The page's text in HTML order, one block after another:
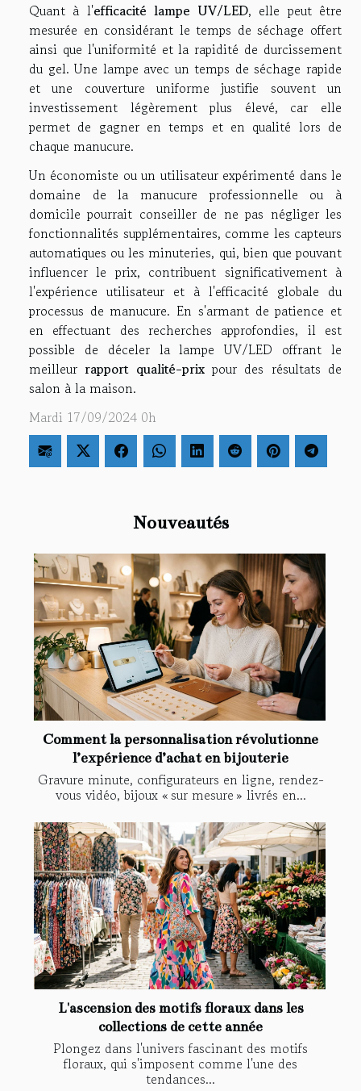
Nouveautés
Comment la personnalisation révolutionne
l’expérience d’achat en bijouterie
Gravure minute, configurateurs en ligne, rendez-
vous vidéo, bijoux « sur mesure » livrés en...
L'ascension des motifs floraux dans les
collections de cette année
Plongez dans l'univers fascinant des motifs
floraux, qui s'imposent comme l'une des
tendances...
Quant à l'efficacité lampe UV/LED, elle peut être
mesurée en considérant le temps de séchage offert
ainsi que l'uniformité et la rapidité de durcissement
du gel. Une lampe avec un temps de séchage rapide
et une couverture uniforme justifie souvent un
investissement légèrement plus élevé, car elle
permet de gagner en temps et en qualité lors de
chaque manucure.
Un économiste ou un utilisateur expérimenté dans le
domaine de la manucure professionnelle ou à
domicile pourrait conseiller de ne pas négliger les
fonctionnalités supplémentaires, comme les capteurs
automatiques ou les minuteries, qui, bien que pouvant
influencer le prix, contribuent significativement à
l'expérience utilisateur et à l'efficacité globale du
processus de manucure. En s'armant de patience et
en effectuant des recherches approfondies, il est
possible de déceler la lampe UV/LED offrant le
meilleur rapport qualité-prixpour des résultats de
salon à la maison.
Mardi 17/09/2024 0h